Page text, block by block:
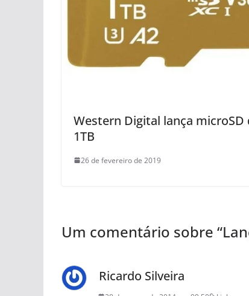
Western Digital lança microSD
1TB
26 de fevereiro de 2019
Um comentário sobre “
Ricardo Silveira